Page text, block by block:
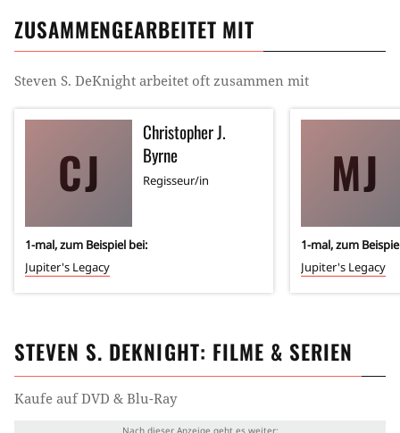
ZUSAMMENGEARBEITET MIT
Steven S. DeKnight arbeitet oft zusammen mit
CJ
Christopher J.
Byrne
Regisseur/in
1-mal, zum Beispiel bei:
Jupiter's Legacy
MJ
1-mal, zum
Jupiter's Legacy
STEVEN S. DEKNIGHT: FILME & SERIEN
Kaufe auf DVD & Blu-Ray